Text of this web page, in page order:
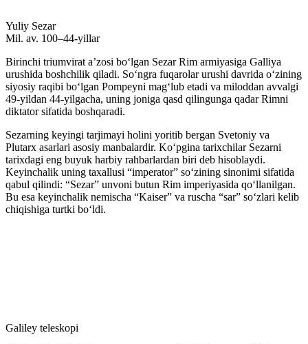
Yuliy Sezar
Mil. av. 100–44-yillar
Birinchi triumvirat aʼzosi boʻlgan Sezar Rim armiyasiga Galliya
urushida boshchilik qiladi. Soʻngra fuqarolar urushi davrida oʻzining
siyosiy raqibi boʻlgan Pompeyni magʻlub etadi va miloddan avvalgi
49-yildan 44-yilgacha, uning joniga qasd qilingunga qadar Rimni
diktator sifatida boshqaradi.
Sezarning keyingi tarjimayi holini yoritib bergan Svetoniy va
Plutarx asarlari asosiy manbalardir. Koʻpgina tarixchilar Sezarni
tarixdagi eng buyuk harbiy rahbarlardan biri deb hisoblaydi.
Keyinchalik uning taxallusi “imperator” soʻzining sinonimi sifatida
qabul qilindi: “Sezar” unvoni butun Rim imperiyasida qoʻllanilgan.
Bu esa keyinchalik nemischa “Kaiser” va ruscha “sar” soʻzlari kelib
chiqishiga turtki boʻldi.
Galiley teleskopi